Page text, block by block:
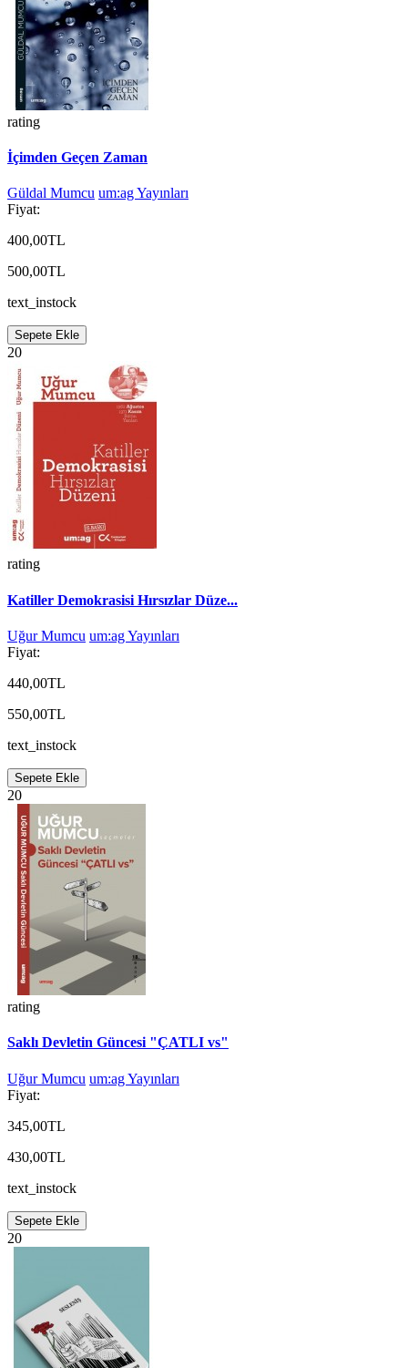
rating
İçimden Geçen Zaman
Güldal Mumcu um:ag Yayınları
Fiyat:
400,00TL
500,00TL
text_instock
Sepete Ekle
20
rating
Katiller Demokrasisi Hırsızlar Düze...
Uğur Mumcu um:ag Yayınları
Fiyat:
440,00TL
550,00TL
text_instock
Sepete Ekle
20
rating
Saklı Devletin Güncesi "ÇATLI vs"
Uğur Mumcu um:ag Yayınları
Fiyat:
345,00TL
430,00TL
text_instock
Sepete Ekle
20